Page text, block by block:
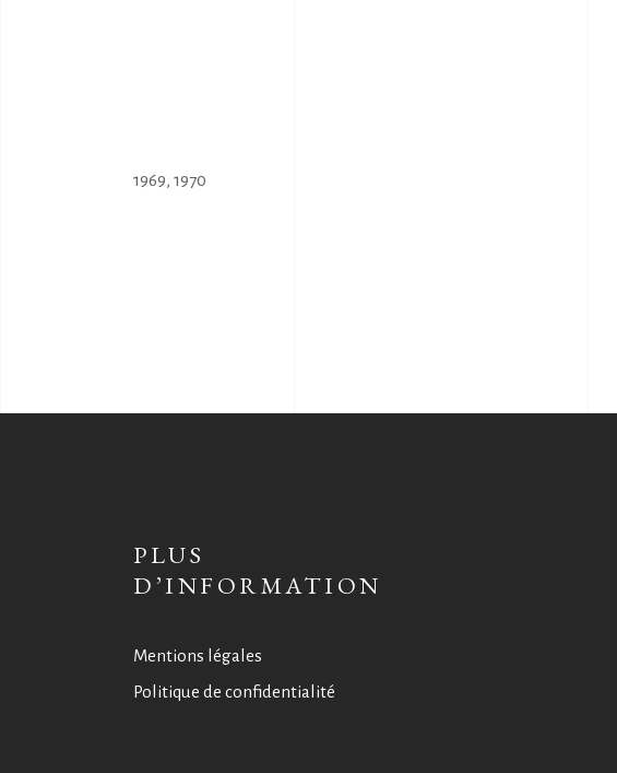
1969, 1970
PLUS
D’INFORMATION
Mentions légales
Politique de confidentialité